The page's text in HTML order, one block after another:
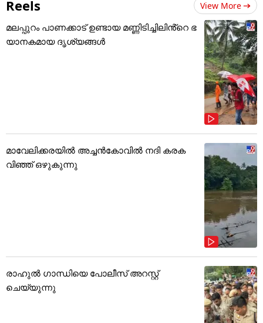
Reels View More
മലപ്പുറം പാണക്കാട് ഉണ്ടായ മണ്ണിടിച്ചിലിൻ്റെ ഭ
യാനകമായ ദൃശ്യങ്ങൾ
മാവേലിക്കരയിൽ അച്ചൻകോവിൽ നദി കരക
വിഞ്ഞ് ഒഴുകുന്നു
രാഹുൽ ഗാന്ധിയെ പോലീസ് അറസ്റ്റ്
ചെയ്യുന്നു